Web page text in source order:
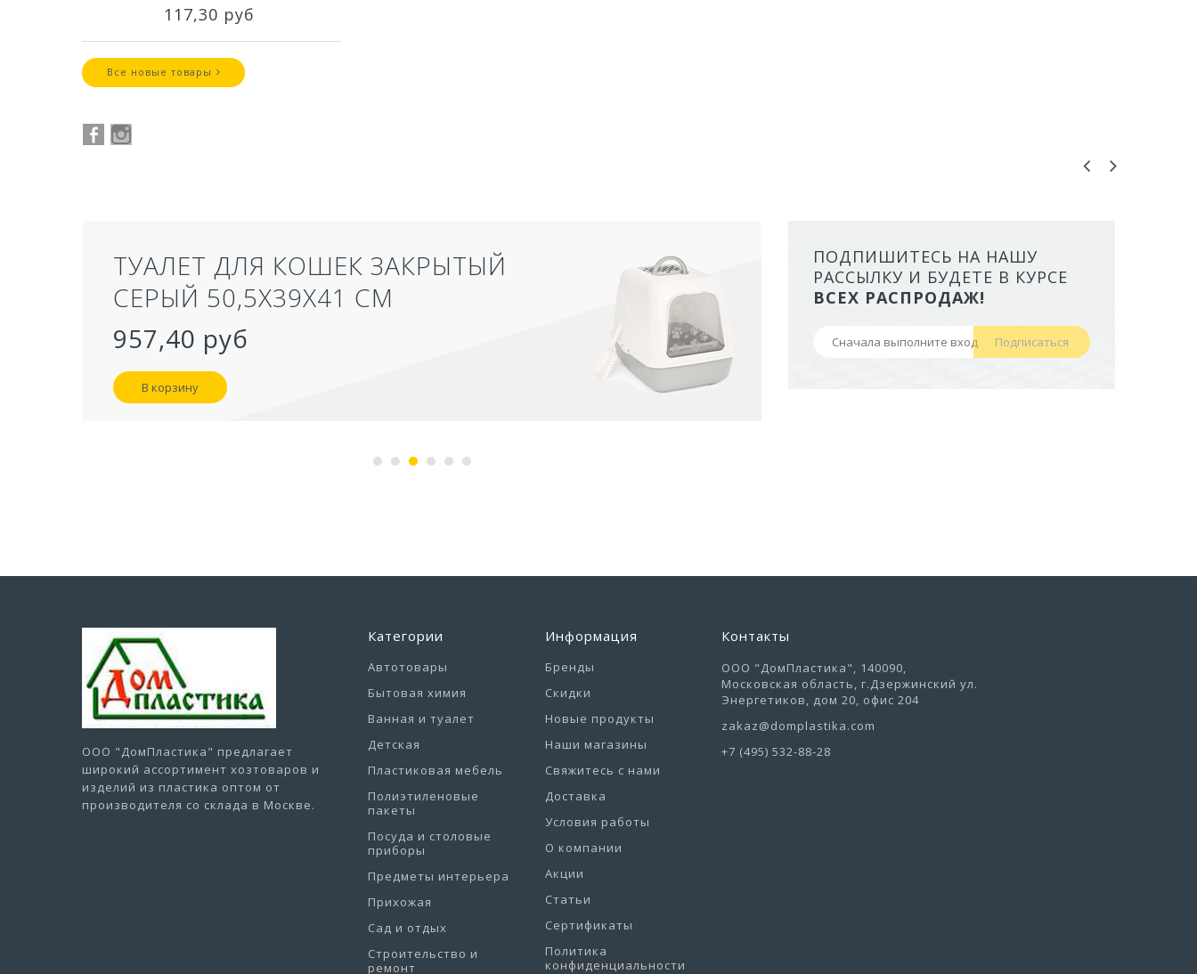
117,30 руб
Все новые товары
ТУАЛЕТ ДЛЯ КОШЕК ЗАКРЫТЫЙ
СЕРЫЙ 50,5Х39Х41 СМ
957,40 руб
В корзину
ЛОТОК ALTA ДЛЯ КОШЕК
БОРТАМИ И СЕТКОЙ НА
НОЖКАХ)
ПОДПИШИТЕСЬ НА НАШУ
РАССЫЛКУ И БУДЕТЕ В КУРСЕ
ВСЕХ РАСПРОДАЖ!
Подписаться
ООО "ДомПластика" предлагает
широкий ассортимент хозтоваров и
изделий из пластика оптом от
производителя со склада в Москве.
Категории
Автотовары
Бытовая химия
Ванная и туалет
Детская
Пластиковая мебель
Полиэтиленовые
пакеты
Посуда и столовые
приборы
Предметы интерьера
Прихожая
Сад и отдых
Строительство и
ремонт
Информация
Бренды
Скидки
Новые продукты
Наши магазины
Свяжитесь с нами
Доставка
Условия работы
О компании
Акции
Статьи
Сертификаты
Политика
конфиденциальности
Контакты
ООО "ДомПластика", 140090,
Московская область, г.Дзержинский ул.
Энергетиков, дом 20, офис 204
zakaz@domplastika.com
+7 (495) 532-88-28